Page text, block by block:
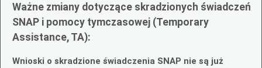
Ważne zmiany dotyczące skradzionych świadczeń
SNAP i pomocy tymczasowej (Temporary
Assistance, TA):
Wnioski o skradzione świadczenia SNAP nie są już